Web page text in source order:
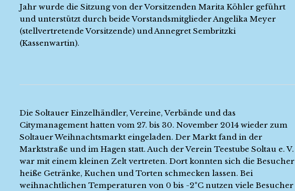
Jahr wurde die Sitzung von der Vorsitzenden Marita Köhler geführt
und unterstützt durch beide Vorstandsmitglieder Angelika Meyer
(stellvertretende Vorsitzende) und Annegret Sembritzki
(Kassenwartin).
Die Soltauer Einzelhändler, Vereine, Verbände und das
Citymanagement hatten vom 27. bis 30. November 2014 wieder zum
Soltauer Weihnachtsmarkt eingeladen. Der Markt fand in der
Marktstraße und im Hagen statt. Auch der Verein Teestube Soltau e. V.
war mit einem kleinen Zelt vertreten. Dort konnten sich die Besucher
heiße Getränke, Kuchen und Torten schmecken lassen. Bei
weihnachtlichen Temperaturen von 0 bis -2°C nutzen viele Besucher